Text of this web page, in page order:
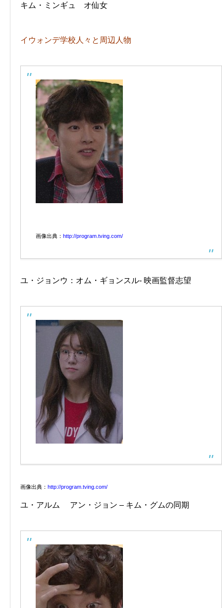
キム・ミンギュ オ仙女
イウォンデ学校人々と周辺人物
画像出典： http://program.tving.com/
ユ・ジョンウ：オム・ギョンスル- 映画監督志望
画像出典： http://program.tving.com/
ユ・アルム アン・ジョン – キム・グムの同期